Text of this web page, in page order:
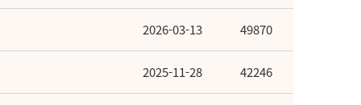
2026-03-13 49870
2025-11-28 42246